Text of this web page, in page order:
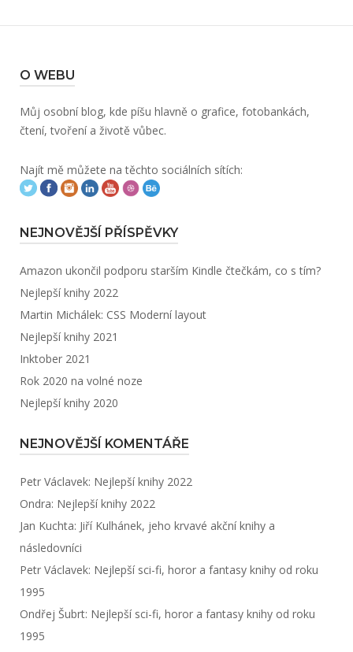
O WEBU
Můj osobní blog, kde píšu hlavně o grafice, fotobankách,
čtení, tvoření a životě vůbec.
Najít mě můžete na těchto sociálních sítích:
NEJNOVĚJŠÍ PŘÍSPĚVKY
Amazon ukončil podporu starším Kindle čtečkám, co s tím?
Nejlepší knihy 2022
Martin Michálek: CSS Moderní layout
Nejlepší knihy 2021
Inktober 2021
Rok 2020 na volné noze
Nejlepší knihy 2020
NEJNOVĚJŠÍ KOMENTÁŘE
Petr Václavek: Nejlepší knihy 2022
Ondra: Nejlepší knihy 2022
Jan Kuchta: Jiří Kulhánek, jeho krvavé akční knihy a
následovníci
Petr Václavek: Nejlepší sci-fi, horor a fantasy knihy od roku
1995
Ondřej Šubrt: Nejlepší sci-fi, horor a fantasy knihy od roku
1995